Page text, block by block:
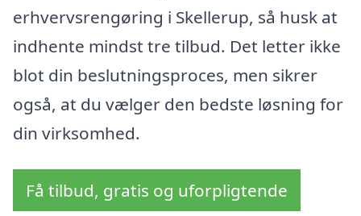
erhvervsrengøring i Skellerup, så husk at
indhente mindst tre tilbud. Det letter ikke
blot din beslutningsproces, men sikrer
også, at du vælger den bedste løsning for
din virksomhed.
Få tilbud, gratis og uforpligtende